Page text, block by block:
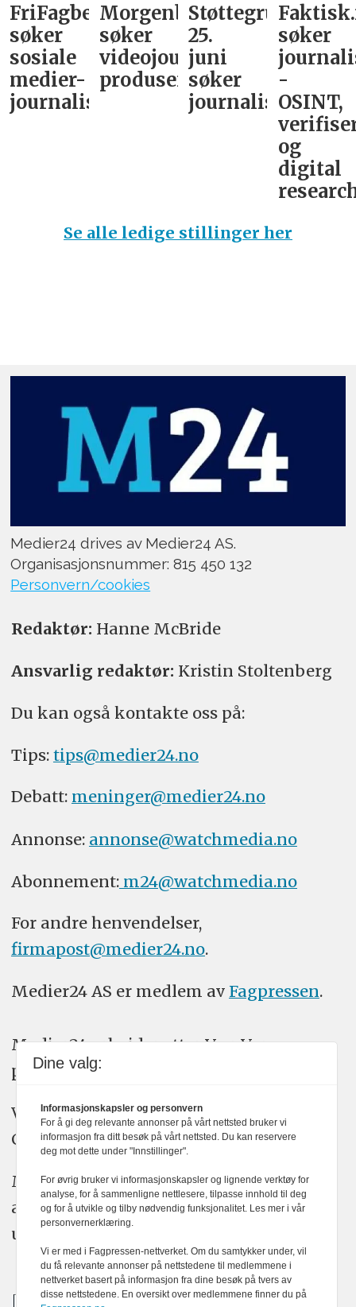
FriFagbevegelse
søker
sosiale
medier-
journalist
Morgenbladet
søker
videojournalist/podkast-
produsent
Støttegruppa
25.
juni
søker
journalist
søker
-
OSINT,
og
digital
Se alle ledige stillinger her
Medier24 drives av Medier24 AS.
Organisasjonsnummer: 815 450 132
Personvern/cookies
Redaktør: Hanne McBride
Ansvarlig redaktør: Kristin Stoltenberg
Du kan også kontakte oss på:
Tips: tips@medier24.no
Debatt: meninger@medier24.no
Annonse: annonse@watchmedia.no
Abonnement:m24@watchmedia.no
For andre henvendelser,
firmapost@medier24.no.
Medier24 AS er medlem av Fagpressen.
Medier24 arbeider etter Vær Varsom-
plakatens regler for god presseskikk.
Vi bruker KI-verktøy som ChatGPT,
Claude, og Gemini i journalistikken vår.
Medier24s redaksjon har alltid det fulle
ansvar for publisert innhold, med eller
uten bruk av kunstig intelligens.
Dine valg:
Informasjonskapsler og personvern
For å gi deg relevante annonser på vårt nettsted bruker vi
informasjon fra ditt besøk på vårt nettsted. Du kan reservere
deg mot dette under "Innstillinger".
For øvrig bruker vi informasjonskapsler og lignende verktøy for
analyse, for å sammenligne nettlesere, tilpasse innhold til deg
og for å utvikle og tilby nødvendig funksjonalitet. Les mer i vår
personvernerklæring.
Vi er med i Fagpressen-nettverket. Om du samtykker under, vil
du få relevante annonser på nettstedene til medlemmene i
nettverket basert på informasjon fra dine besøk på tvers av
disse nettstedene. En oversikt over medlemmene finner du på